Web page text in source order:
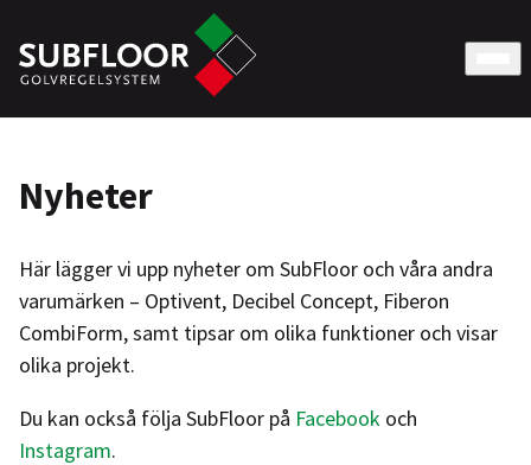
Nyheter
Här lägger vi upp nyheter om SubFloor och våra andra
varumärken – Optivent, Decibel Concept, Fiberon
CombiForm, samt tipsar om olika funktioner och visar
olika projekt.
Du kan också följa SubFloor på Facebookoch
Instagram.